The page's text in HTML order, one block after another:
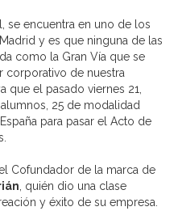
se encuentra en uno de los
y es que ninguna de las
como la Gran Vía que se
corporativo de nuestra
que el pasado viernes 21,
25 de modalidad
para pasar el Acto de
Cofundador de la marca de
, quién dio una clase
y éxito de su empresa.